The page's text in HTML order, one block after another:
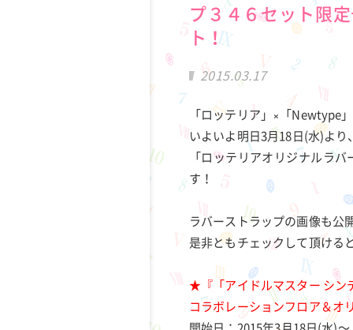
プ３４６セット限
ト！
2015.03.17
「ロッテリア」×「Newtype
いよいよ明日3月18日(水)よ
「ロッテリアオリジナルラ
す！
ラバーストラップの画像も公
是非ともチェックして頂ける
★『「アイドルマスター シン
コラボレーションフロア＆オ